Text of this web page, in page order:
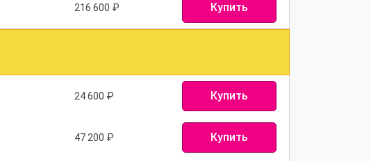
216 600 ₽ Купить
24 600 ₽ Купить
47 200 ₽ Купить